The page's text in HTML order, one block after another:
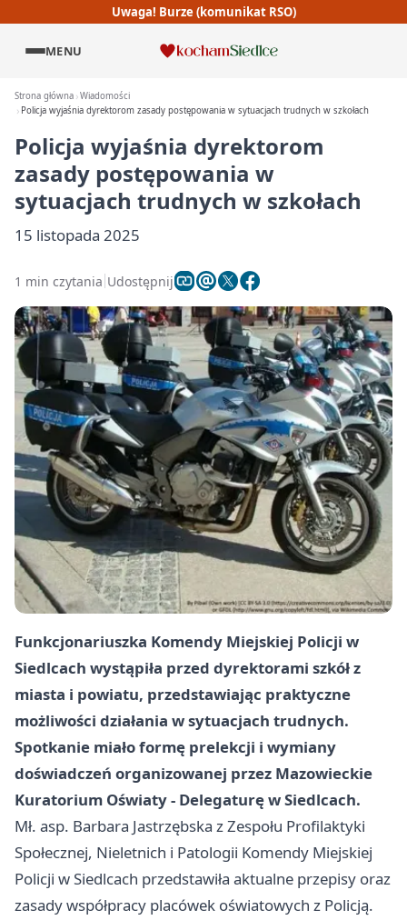
Uwaga! Burze (komunikat RSO)
MENU
Strona główna Wiadomości
Policja wyjaśnia dyrektorom zasady postępowania w sytuacjach trudnych w szkołach
Policja wyjaśnia dyrektorom
zasady postępowania w
sytuacjach trudnych w szkołach
15 listopada 2025
1 min czytania Udostępnij
Funkcjonariuszka Komendy Miejskiej Policji w
Siedlcach wystąpiła przed dyrektorami szkół z
miasta i powiatu, przedstawiając praktyczne
możliwości działania w sytuacjach trudnych.
Spotkanie miało formę prelekcji i wymiany
doświadczeń organizowanej przez Mazowieckie
Kuratorium Oświaty - Delegaturę w Siedlcach.
Mł. asp. Barbara Jastrzębska z Zespołu Profilaktyki
Społecznej, Nieletnich i Patologii Komendy Miejskiej
Policji w Siedlcach przedstawiła aktualne przepisy oraz
zasady współpracy placówek oświatowych z Policją.